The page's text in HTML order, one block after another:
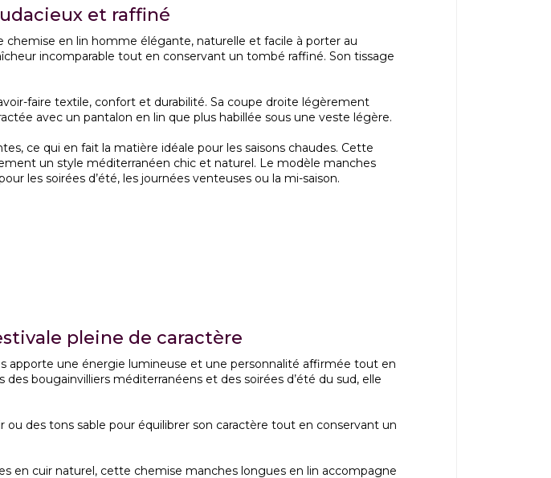
et raffiné
en lin homme élégante, naturelle et facile à porter au
incomparable tout en conservant un tombé raffiné. Son tissage
faire textile, confort et durabilité. Sa coupe droite légèrement
avec un pantalon en lin que plus habillée sous une veste légère.
ce qui en fait la matière idéale pour les saisons chaudes. Cette
un style méditerranéen chic et naturel. Le modèle manches
les soirées d’été, les journées venteuses ou la mi-saison.
pleine de caractère
apporte une énergie lumineuse et une personnalité affirmée tout en
bougainvilliers méditerranéens et des soirées d’été du sud, elle
des tons sable pour équilibrer son caractère tout en conservant un
en cuir naturel, cette chemise manches longues en lin accompagne